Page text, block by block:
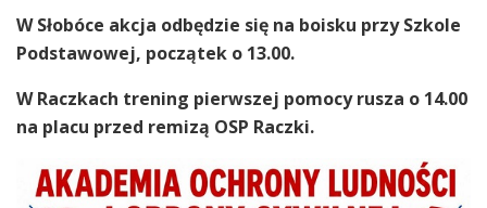
W Słobóce akcja odbędzie się na boisku przy Szkole
Podstawowej, początek o 13.00.
W Raczkach trening pierwszej pomocy rusza o 14.00
na placu przed remizą OSP Raczki.